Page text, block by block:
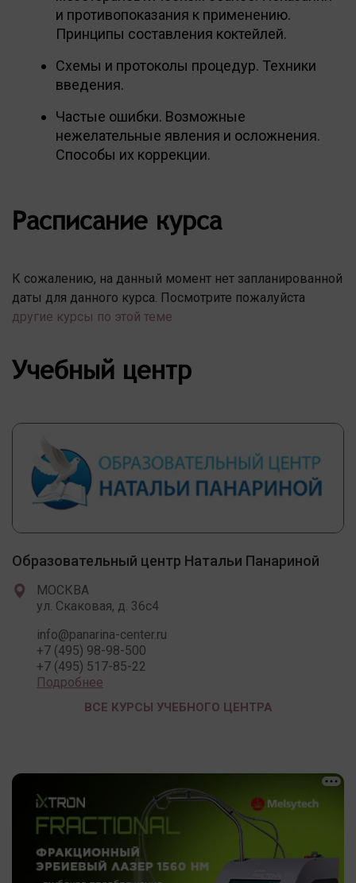
и противопоказания к применению.
Принципы составления коктейлей.
Схемы и протоколы процедур. Техники
введения.
Частые ошибки. Возможные
нежелательные явления и осложнения.
Способы их коррекции.
Расписание курса
К сожалению, на данный момент нет запланированной
даты для данного курса. Посмотрите пожалуйста
другие курсы по этой теме
Учебный центр
Образовательный центр Натальи Панариной
МОСКВА
ул. Скаковая, д. 36с4
info@panarina-center.ru
+7 (495) 98-98-500
+7 (495) 517-85-22
Подробнее
ВСЕ КУРСЫ УЧЕБНОГО ЦЕНТРА